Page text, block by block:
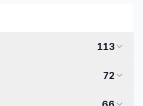
113
72